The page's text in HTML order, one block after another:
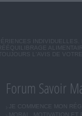
L'AVIS DE
Forum Savoir
JE COMMENCE MON
MORAL, MOTIVATION ET